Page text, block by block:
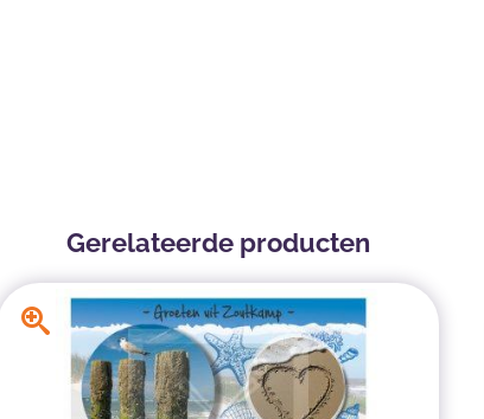
Gerelateerde producten